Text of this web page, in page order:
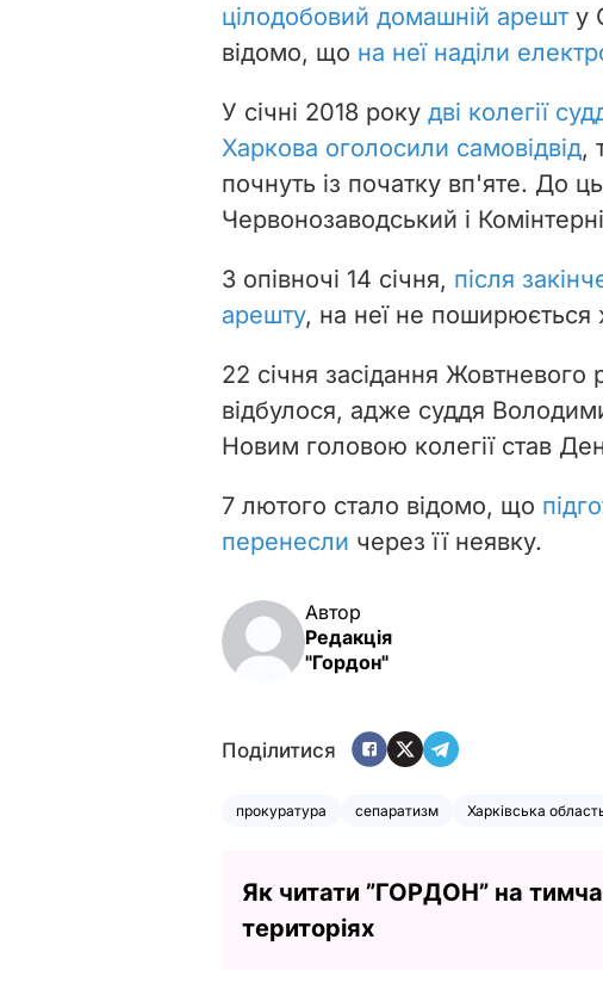
цілодобовий домашній арешту
відомо, що на неї наділи
У січні 2018 року дві колегії
Харкова оголосили самовідвід,
почнуть із початку вп'яте. До
Червонозаводський і
З опівночі 14 січня, після
арешту, на неї не поширюється
22 січня засідання Жовтневого
відбулося, адже суддя
Новим головою колегії став
7 лютого стало відомо, що
перенесли через її неявку.
Автор
Редакція
"Гордон"
Поділитися
прокуратура сепаратизм Харківська
Як читати ”ГОРДОН” на
територіях